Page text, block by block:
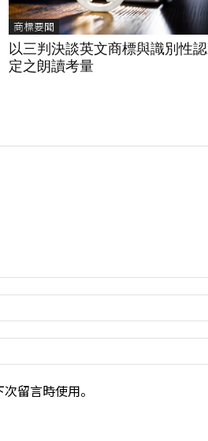
商標要聞
以三判決談英文商標與識別性認
定之朗讀考量
留言時使用。